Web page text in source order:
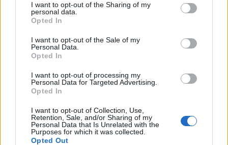
not limited to your visit or usage behaviour. You may click to
grant or deny consent to Google and its third-party tags to
use your data for below specified purposes in below Google
consent section.
I want to opt-out of the Sharing of my
personal data.
Opted In
I want to opt-out of the Sale of my
Personal Data.
Opted In
I want to opt-out of processing my
Personal Data for Targeted Advertising.
Opted In
I want to opt-out of Collection, Use,
Retention, Sale, and/or Sharing of my
Personal Data that Is Unrelated with the
Purposes for which it was collected.
Opted Out
Brentolie daalt naar 88.9 dollar: grondstoffen onder druk